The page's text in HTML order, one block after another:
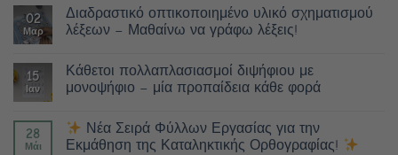
02
Μαρ
Διαδραστικό οπτικοποιημένο υλικό σχηματισμού
λέξεων – Μαθαίνω να γράφω λέξεις!
15
Ιαν
Κάθετοι πολλαπλασιασμοί διψήφιου με
μονοψήφιο – μία προπαίδεια κάθε φορά
28
Μάι
Νέα Σειρά Φύλλων Εργασίας για την
Εκμάθηση της Καταληκτικής Ορθογραφίας!